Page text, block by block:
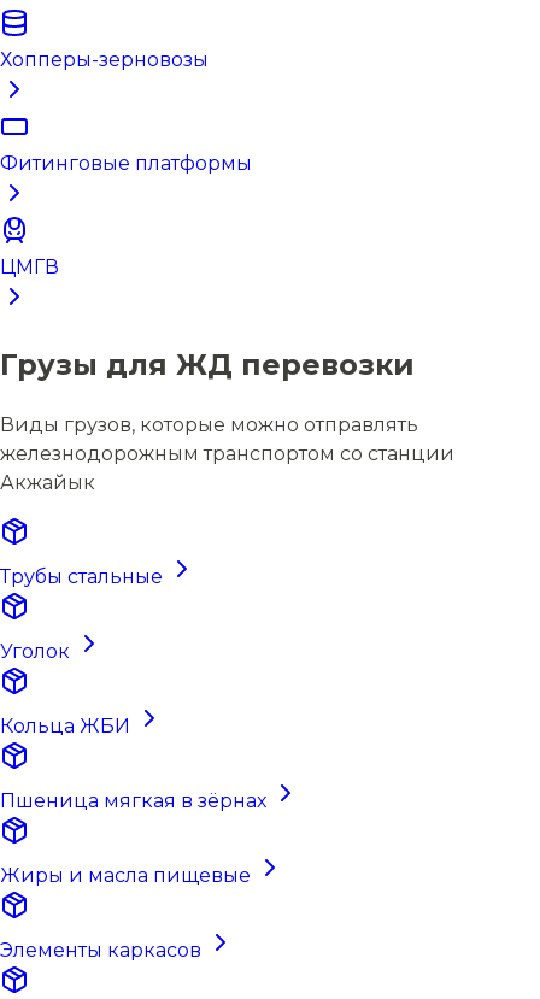
Хопперы-зерновозы
Фитинговые платформы
ЦМГВ
Грузы для ЖД перевозки
Виды грузов, которые можно отправлять
железнодорожным транспортом со станции
Акжайык
Трубы стальные
Уголок
Кольца ЖБИ
Пшеница мягкая в зёрнах
Жиры и масла пищевые
Элементы каркасов